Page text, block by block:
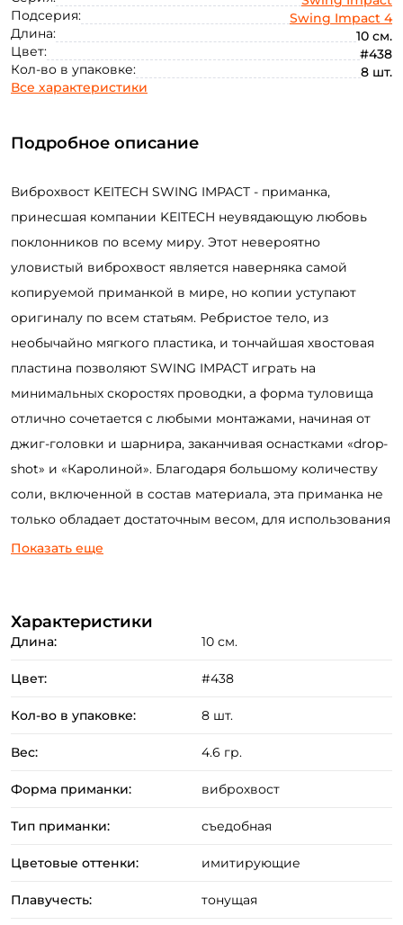
Подсерия:
Swing Impact 4
Длина:
10 см.
Цвет:
#438
Кол-во в упаковке:
8 шт.
Все характеристики
Подробное описание
Виброхвост KEITECH SWING IMPACT - приманка,
принесшая компании KEITECH неувядающую любовь
поклонников по всему миру. Этот невероятно
уловистый виброхвост является наверняка самой
копируемой приманкой в мире, но копии уступают
оригиналу по всем статьям. Ребристое тело, из
необычайно мягкого пластика, и тончайшая хвостовая
пластина позволяют SWING IMPACT играть на
минимальных скоростях проводки, а форма туловища
отлично сочетается с любыми монтажами, начиная от
джиг-головки и шарнира, заканчивая оснастками «drop-
shot» и «Каролиной». Благодаря большому количеству
соли, включенной в состав материала, эта приманка не
только обладает достаточным весом, для использования
ее в неогруженном варианте, но и обладает
наших водоемов.
Показать еще
Характеристики
Длина: 10 см.
Цвет: #438
Кол-во в упаковке: 8 шт.
Вес: 4.6 гр.
Форма приманки: виброхвост
Тип приманки: съедобная
Цветовые оттенки: имитирующие
Плавучесть: тонущая
Создать аккаунт